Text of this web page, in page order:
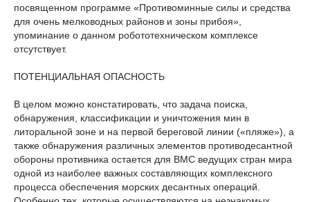
посвященном программе «Противоминные силы и средства
для очень мелководных районов и зоны прибоя»,
упоминание о данном робототехническом комплексе
отсутствует.
ПОТЕНЦИАЛЬНАЯ ОПАСНОСТЬ
В целом можно констатировать, что задача поиска,
обнаружения, классификации и уничтожения мин в
литоральной зоне и на первой береговой линии («пляже»), а
также обнаружения различных элементов противодесантной
обороны противника остается для ВМС ведущих стран мира
одной из наиболее важных составляющих комплексного
процесса обеспечения морских десантных операций.